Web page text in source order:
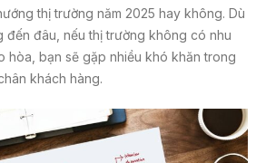
thị trường năm 2025 hay không. Dù
đến đâu, nếu thị trường không có nhu
hòa, bạn sẽ gặp nhiều khó khăn trong
khách hàng.